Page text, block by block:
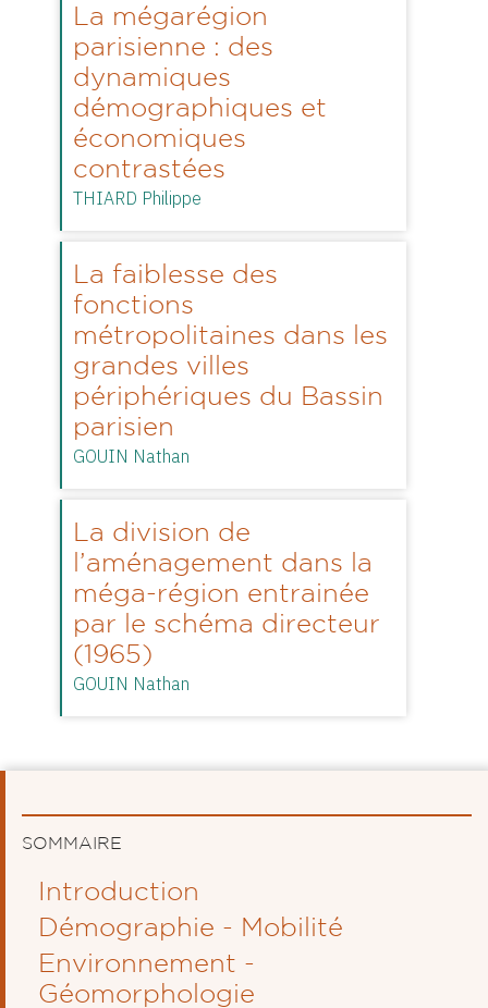
La mégarégion
parisienne : des
dynamiques
démographiques et
économiques
contrastées
THIARD Philippe
La faiblesse des
fonctions
métropolitaines dans les
grandes villes
périphériques du Bassin
parisien
GOUIN Nathan
La division de
l’aménagement dans la
méga-région entrainée
par le schéma directeur
(1965)
GOUIN Nathan
SOMMAIRE
Introduction
Démographie - Mobilité
Environnement -
Géomorphologie